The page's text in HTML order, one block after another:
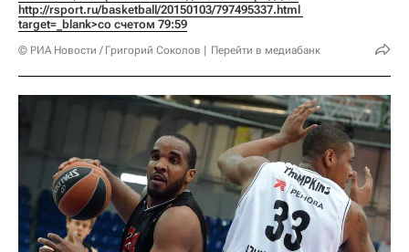
http://rsport.ru/basketball/20150103/797495337.html
target=_blank>со счетом 79:59
© РИА Новости / Григорий Соколов Перейти в медиабанк